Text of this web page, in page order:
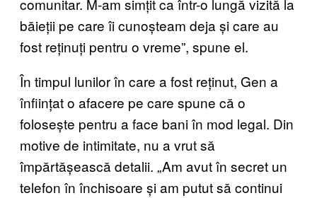
comunitar. M-am simțit ca într-o lungă vizită la
băieții pe care îi cunoșteam deja și care au
fost reținuți pentru o vreme”, spune el.
În timpul lunilor în care a fost reținut, Gen a
înființat o afacere pe care spune că o
folosește pentru a face bani în mod legal. Din
motive de intimitate, nu a vrut să
împărtășească detalii. „Am avut în secret un
telefon în închisoare și am putut să continui